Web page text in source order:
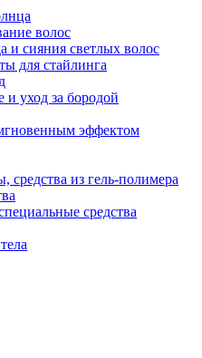
волос
и сияния светлых волос
для стайлинга
и уход за бородой
эффектом
из гель-полимера
средства